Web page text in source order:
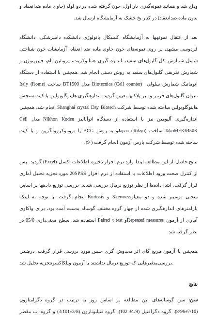
وداج شد و همانند نمونه‌گیری بار اول، خون گرفته شده در دو لوله (حاوی ماده ضدانعقاد و
بدون ماده ضدانعقاد) در کنار یخ خشک به آزمایشگاه ارسال شد.
بعد از انتقال نمونه­ها به آزمایشگاه کلینیکال پاتولوژی دانشکده دامپزشکی، دانشگاه
فردوسی مشهد، بر روی نمونه­‌های خون حاوی ماده ضد انعقاد، آزمایشات خون شناختی
شامل شمارش کل گلبول­‌های سفید، اندازه گیری هماتوکریت، پروتئین تام، فیبرینوژن و
شمارش تفریقی گلبول­‌های سفید به روش دستی انجام شد. همچنین با استفاده از دستگاه
اتوماتیک شمارش سلولی Biotecnica (Cell counter) مدل BT1500 ساخت (Rome) Italy
میزان گلبول­‌های قرمز و نیز پلاکت­ها تعیین گردید. اندازه­گیری هاپتوگلوبولین با کیت سنجش
هاپتوگلوبولین ساخته شده توسط شرکت Shanghai crystal Day Biotech انجام شد. همچنین
اندازه‌گیری آلبومین نیز با استفاده از دستگاه اتوآنالیز Nikhon Koden مدل Cell
TakαMEK6450K ساخت (Tokyo) Japanو به روش BCG یا بروموکرزول­گرین و با کیت
ساخته شده توسط شرکت پارس آزمون انجام گرفت ( 9).
نتایج حاصل از این مطالعه ابتدا وارد نرم افزار ذخیره اطلاعات اکسل (Excel) گردید. پس
از کنترل صحت ورود اطلاعات با استفاده از نرم افزار 20SPSS مورد تجزیه تحلیل آماری
قرار گرفت. ابتدا داده‌ها از نظر توزیع نرمال بررسی شدند. بررسی توزیع داده­ها بر اساس
منحنی ترسیم شده و دو معیارSkewness و Kurtosis انجام گرفت. با توجه به اینکه
پارامتر‌های اندازه­گیری شده از چهار گروه مختلف گوساله بدست آمده بود، برای واکاوی
آماری از آزمون Repeated measuresو Paired t test استفاده شد. سطح معنی‌داری 05/0 در
نظر گرفته شد.
همچنین با آزمون مربع کای اثر مخدوش گری جنس مورد بررسی قرار گرفت. درضمن
نتایج
سن: سن گوساله­‌های این مطالعه بر اساس روز به ترتیب در گروه­ دگزامتازون
(7/10±8/96)، گروه دگزافنیل (1/9± 102)، گروه فنیل­بوتازون (3/8±3/101) و گروه آب مقطر